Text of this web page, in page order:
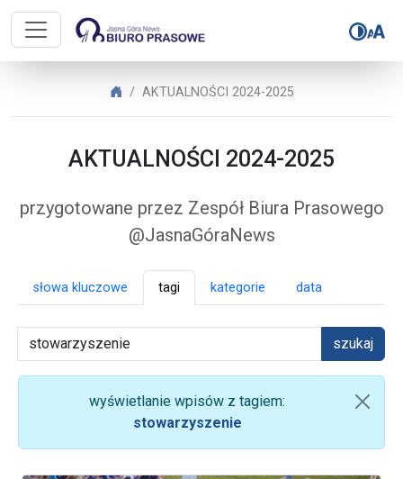
Biuro Prasowe Jasnej Góry –
Biuro Prasowe Jasnej Góry
AKTUALNOŚCI 2024-2025
AKTUALNOŚCI 2024-2025
przygotowane przez Zespół Biura Prasowego
@JasnaGóraNews
słowa kluczowe tagi kategorie data
szukaj
wyświetlanie wpisów z tagiem:
stowarzyszenie